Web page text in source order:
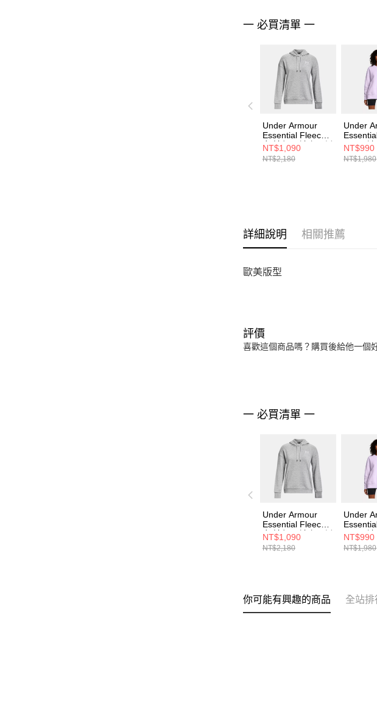
一 必買清單 一
Under Armour
Essential Fleece
女 連帽長袖套頭衫
1373033-011
NT$1,090
NT$2,180
Under
OS 長袖
NT$990
NT$1,980
詳細說明 相關推薦
歐美版型
評價
喜歡這個商品嗎？購買後給他一個
一 必買清單 一
Under Armour
Essential Fleece
女 連帽長袖套頭衫
1373033-011
NT$1,090
NT$2,180
Under
OS 長袖
NT$990
NT$1,980
你可能有興趣的商品 全站排